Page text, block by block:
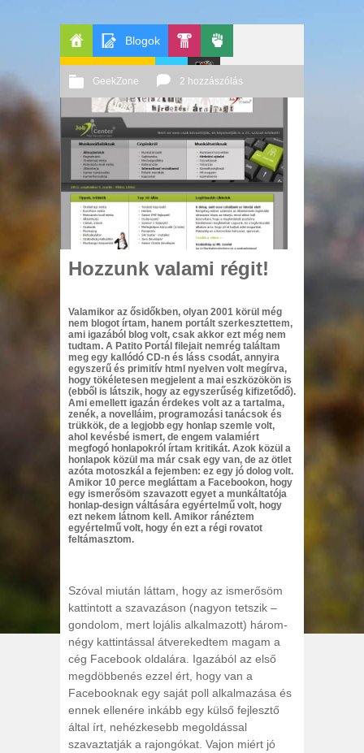
Főoldal
Blogok
Pop-
Kult
Apablog
Le
Patito
Journal
GeekZone 2 hozzászólás
2012 09. 05. Őri András
Hozzunk valami régit!
Valamikor az ősidőkben, olyan 2001 körül még
nem blogot írtam, hanem portált szerkesztettem,
ami igazából blog volt, csak akkor ezt még nem
tudtam. A Patito Portál filejait nemrég találtam
meg egy kallódó CD-n és láss csodát, annyira
egyszerű és primitív html nyelven volt megírva,
hogy tökéletesen megjelent a mai eszközökön is
(ebből is látszik, hogy az egyszerűség kifizetődő).
Ami emellett igazán érdekes volt az a tartalma,
zenék, a novelláim, programozási tanácsok és
trükkök, de a legjobb egy honlap szemle volt,
ahol kevésbé ismert, de engem valamiért
megfogó honlapokról írtam kritikát. Azok közül a
honlapok közül ma már csak egy van, de az ötlet
azóta motoszkál a fejemben: ez egy jó dolog volt.
Amikor 10 perce megláttam a Facebookon, hogy
egy ismerősöm szavazott egyet a munkáltatója
honlap-design váltására egyértelmű volt, hogy
ezt nekem látnom kell. Amikor ránéztem
egyértelmű volt, hogy én ezt a régi rovatot
feltámasztom.
Szóval miután láttam, hogy az ismerősöm
kattintott a szavazáson (nagyon tetszik –
gondolom, mert lojális alkalmazott) három-
négy kattintással átverekedtem magam a
cég Facebook oldalára. Igazából az első
megdöbbenés ezzel ért, hogy van a
Facebooknak egy saját poll alkalmazása és
ennek ellenére inkább egy külső fejlesztő
által írt, nehézkesebb megoldással
szavaztatják a rajongókat. Vajon miért jó